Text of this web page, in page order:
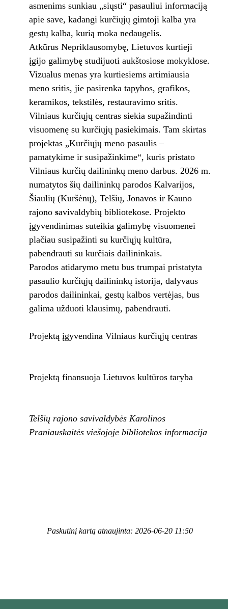
asmenims sunkiau „siųsti“ pasauliui informaciją
apie save, kadangi kurčiųjų gimtoji kalba yra
gestų kalba, kurią moka nedaugelis.
Atkūrus Nepriklausomybę, Lietuvos kurtieji
įgijo galimybę studijuoti aukštosiose mokyklose.
Vizualus menas yra kurtiesiems artimiausia
meno sritis, jie pasirenka tapybos, grafikos,
keramikos, tekstilės, restauravimo sritis.
Vilniaus kurčiųjų centras siekia supažindinti
visuomenę su kurčiųjų pasiekimais. Tam skirtas
projektas „Kurčiųjų meno pasaulis –
pamatykime ir susipažinkime“, kuris pristato
Vilniaus kurčių dailininkų meno darbus. 2026 m.
numatytos šių dailininkų parodos Kalvarijos,
Šiaulių (Kuršėnų), Telšių, Jonavos ir Kauno
rajono savivaldybių bibliotekose. Projekto
įgyvendinimas suteikia galimybę visuomenei
plačiau susipažinti su kurčiųjų kultūra,
pabendrauti su kurčiais dailininkais.
Parodos atidarymo metu bus trumpai pristatyta
pasaulio kurčiųjų dailininkų istorija, dalyvaus
parodos dailininkai, gestų kalbos vertėjas, bus
galima užduoti klausimų, pabendrauti.
Projektą įgyvendina Vilniaus kurčiųjų centras
Projektą finansuoja Lietuvos kultūros taryba
Telšių rajono savivaldybės Karolinos
Praniauskaitės viešojoje bibliotekos informacija
Paskutinį kartą atnaujinta: 2026-06-20 11:50